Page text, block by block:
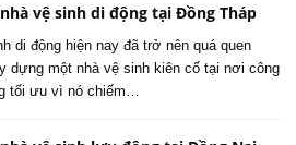
vệ sinh di động tại Đồng Tháp
di động hiện nay đã trở nên quá quen
dựng một nhà vệ sinh kiên cố tại nơi công
tối ưu vì nó chiếm…